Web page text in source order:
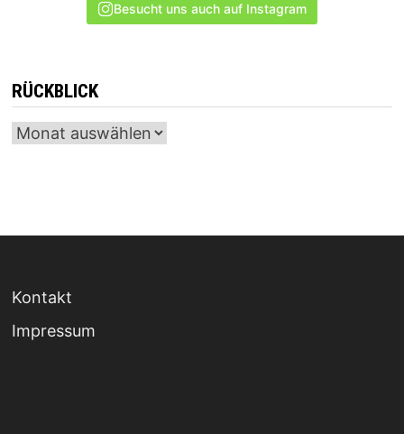
Besucht uns auch auf Instagram
RÜCKBLICK
Archiv
Kontakt
Impressum